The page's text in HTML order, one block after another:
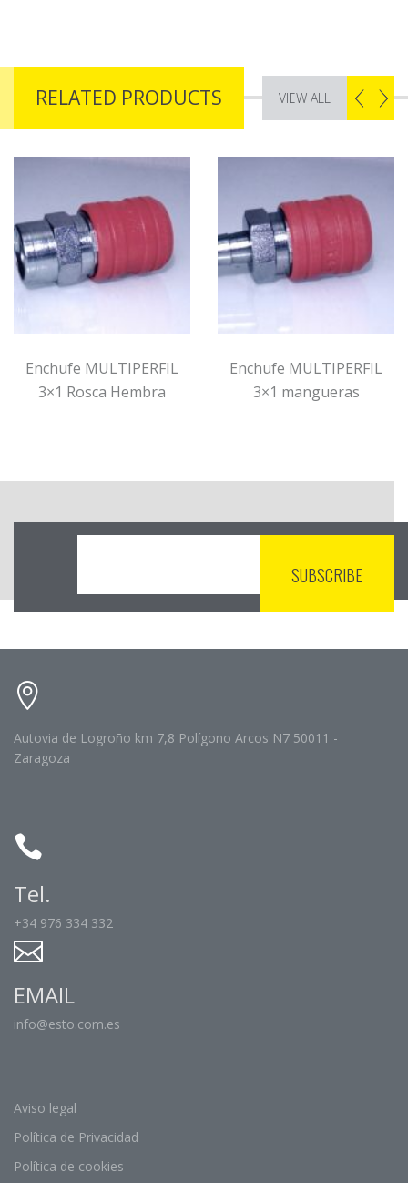
RELATED PRODUCTS VIEW ALL
Enchufe MULTIPERFIL
3×1 Rosca Hembra
Enchufe MULTIPERFIL
3×1 mangueras
Autovia de Logroño km 7,8 Polígono Arcos N7 50011 -
Zaragoza
Tel.
+34 976 334 332
EMAIL
info@esto.com.es
Aviso legal
Política de Privacidad
Política de cookies